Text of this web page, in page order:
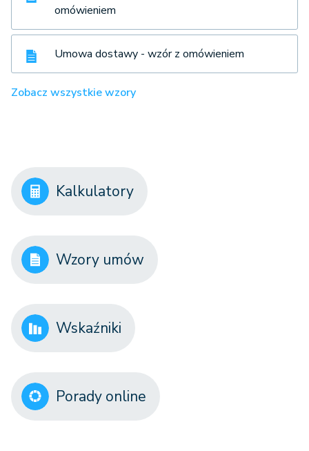
omówieniem
Umowa dostawy - wzór z omówieniem
Zobacz wszystkie wzory
Kalkulatory
Wzory umów
Wskaźniki
Porady online